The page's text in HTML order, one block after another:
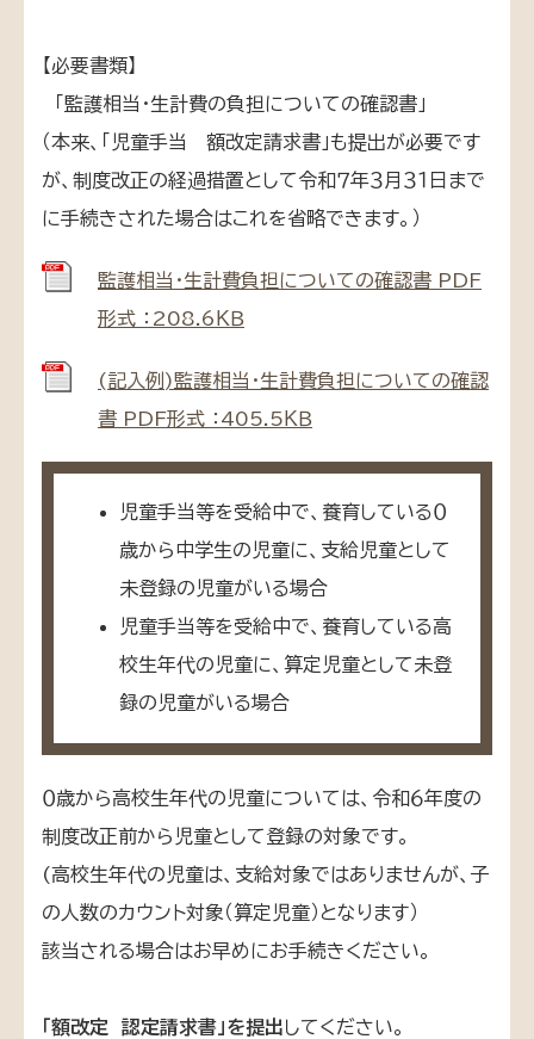
【必要書類】
「監護相当・生計費の負担についての確認書」
（本来、「児童手当 額改定請求書」も提出が必要です
が、制度改正の経過措置として令和７年３月３１日まで
に手続きされた場合はこれを省略できます。）
監護相当・生計費負担についての確認書 PDF
形式 ：208.6ＫＢ
(記入例)監護相当・生計費負担についての確認
書 PDF形式 ：405.5ＫＢ
児童手当等を受給中で、養育している０
歳から中学生の児童に、支給児童として
未登録の児童がいる場合
児童手当等を受給中で、養育している高
校生年代の児童に、算定児童として未登
録の児童がいる場合
０歳から高校生年代の児童については、令和６年度の
制度改正前から児童として登録の対象です。
(高校生年代の児童は、支給対象ではありませんが、子
の人数のカウント対象（算定児童）となります）
該当される場合はお早めにお手続きください。
「額改定 認定請求書」を提出してください。